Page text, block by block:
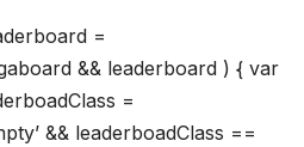
=
&& leaderboard ) { var
=
&& leaderboadClass ==